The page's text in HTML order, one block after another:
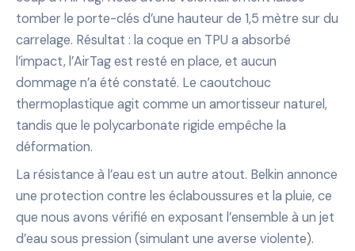
tomber le porte-clés d’une hauteur de 1,5 mètre sur du
carrelage. Résultat : la coque en TPU a absorbé
l’impact, l’AirTag est resté en place, et aucun
dommage n’a été constaté. Le caoutchouc
thermoplastique agit comme un amortisseur naturel,
tandis que le polycarbonate rigide empêche la
déformation.
La résistance à l’eau est un autre atout. Belkin annonce
une protection contre les éclaboussures et la pluie, ce
que nous avons vérifié en exposant l’ensemble à un jet
d’eau sous pression (simulant une averse violente).